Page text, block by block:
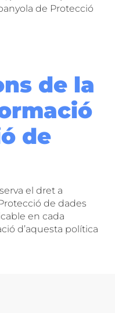
de Protecció
de la
de
el dret a
de dades
en cada
d’aquesta política